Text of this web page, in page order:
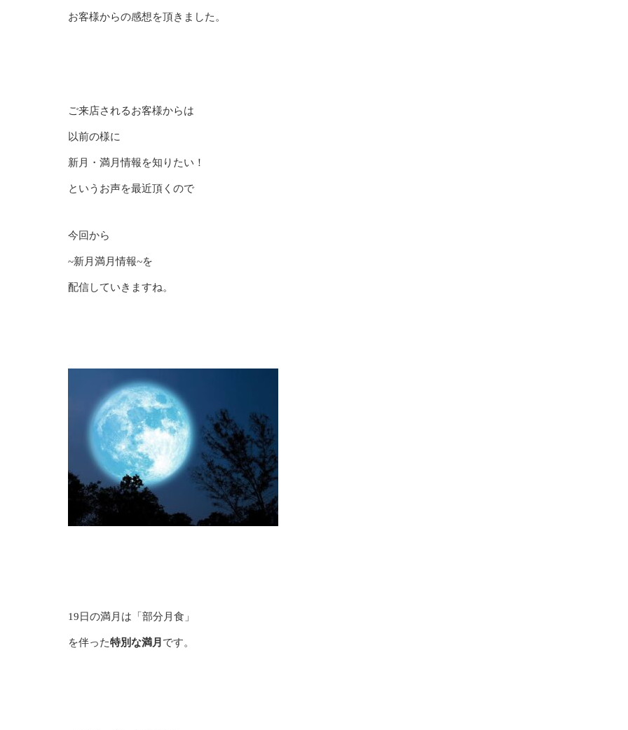
お客様からの感想を頂きました。
ご来店されるお客様からは
以前の様に
新月・満月情報を知りたい！
というお声を最近頂くので
今回から
~新月満月情報~を
配信していきますね。
19日の満月は「部分月食」
を伴った特別な満月 です。